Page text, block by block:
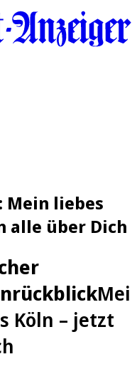
Mein liebes
alle über Dich
Mei
Köln – jetzt